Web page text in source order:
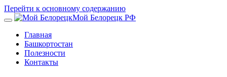
Перейти к основному содержанию
Мой Белорецк РФ
Главная
Башкортостан
Полезности
Контакты